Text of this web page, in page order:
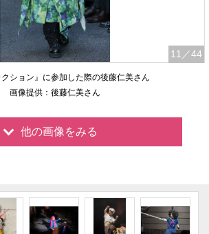
11 ／44
クション』に参加した際の後藤仁美さん
画像提供：後藤仁美さん
他の画像をみる